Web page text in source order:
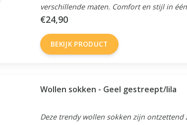
verschillende maten. Comfort en stijl in
€24,90
BEKIJK PRODUCT
Wollen sokken - Geel gestreept/lila
Deze trendy wollen sokken zijn